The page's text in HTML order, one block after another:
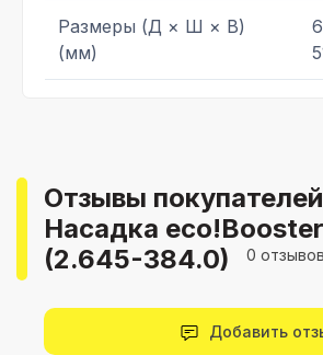
Размеры (Д × Ш × В)
(мм)
Отзывы
Наcадка
(2.645-384.0)
0 отзывов
Добавить